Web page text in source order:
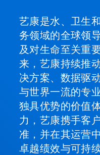
艺康是水、卫生
务领域的全球领
及对生命至关重
来，艺康持续推
决方案、数据驱
与世界一流的专
独具优势的价值
力，艺康携手客
准，并在其运营
卓越绩效与可持续